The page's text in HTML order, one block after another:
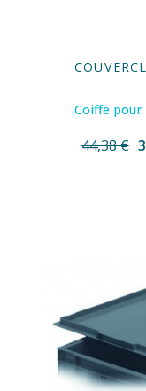
Coiffe pour
44,38 €